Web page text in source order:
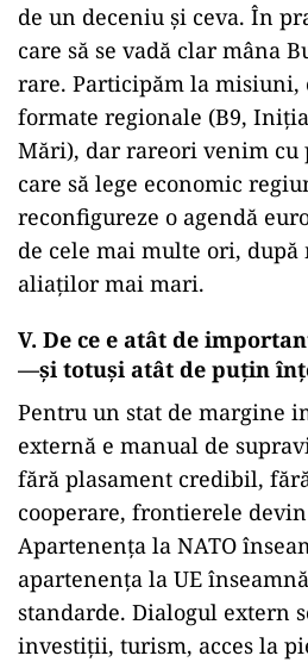
de un deceniu și ceva. În
care să se vadă clar mâna
rare. Participăm la
formate regionale (B9,
Mări), dar rareori venim cu
care să lege economic
reconfigureze o agendă
de cele mai multe ori,
aliaților mai mari.
V. De ce e atât de
—și totuși atât de puțin
Pentru un stat de margine
externă e manual de
fără plasament credibil,
cooperare, frontierele
Apartenența la NATO
apartenența la UE
standarde. Dialogul extern
investiții, turism, acces la